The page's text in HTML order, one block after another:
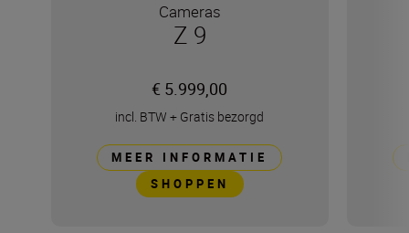
Cameras
Z 9
€ 5.999,00
incl. BTW + Gratis bezorgd
MEER INFORMATIE
SHOPPEN